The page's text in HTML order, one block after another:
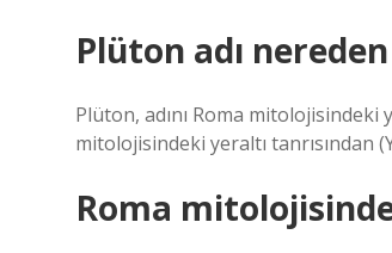
Plüton adı
Plüton, adını Roma mitolojisindeki
mitolojisindeki yeraltı tanrısından
Roma